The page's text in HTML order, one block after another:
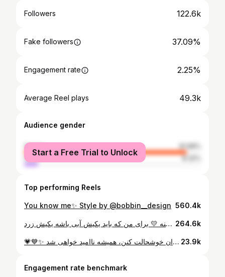
Followers 122.6k
Fake followers 37.09%
Engagement rate 2.25%
Average Reel plays 49.3k
Audience gender
female
91.68%
male
8.32%
Start a Free Trial to Unlock
Top performing Reels
You know me✨ Style by @bobbin__design 560.4k
اين فيلتر اگه عاشق باشين چشماتونو آبى ميكنه 💙 اگه جنگجو باشين چشماتونو زرد ميكنه 💛 براى من كه بايد يكيش آبى باشه يكيش زرد 🌝 264.6k
💗💙✨ تو مسئول شادی خودت هستی...! اگر انتظار داری دیگران خوشحالت کنن، همیشه ناامید خواهی شد… 23.9k
Engagement rate benchmark